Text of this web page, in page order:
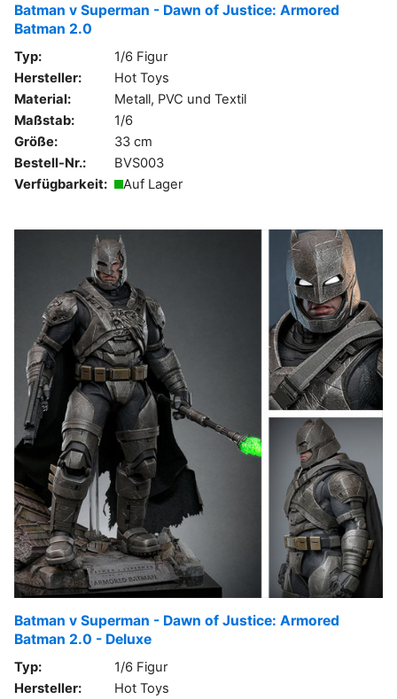
Batman v Superman - Dawn of Justice: Armored
Batman 2.0
Typ:
1/6 Figur
Hersteller:
Hot Toys
Material:
Metall, PVC und Textil
Maßstab:
1/6
Größe:
33 cm
Bestell-Nr.:
BVS003
Verfügbarkeit:
Auf Lager
Batman v Superman - Dawn of Justice: Armored
Batman 2.0 - Deluxe
Typ:
1/6 Figur
Hersteller:
Hot Toys